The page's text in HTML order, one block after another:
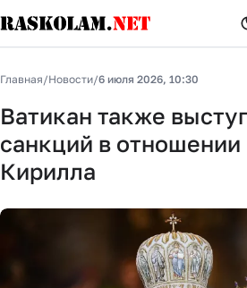
Публикации
Стоп лжи
История
Главная/Новости/6 июля 2026, 10:30
Ватикан также
санкций в отношении
Кирилла